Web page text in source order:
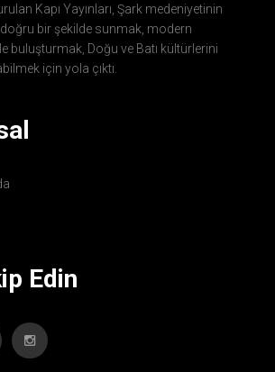
Kapı Yayınları, Şark medeniyetinin
doğru bir şekilde sunmak, modern
buluşturmak, Doğu ve Batı kültürlerini
için yola çıktı.
Edin